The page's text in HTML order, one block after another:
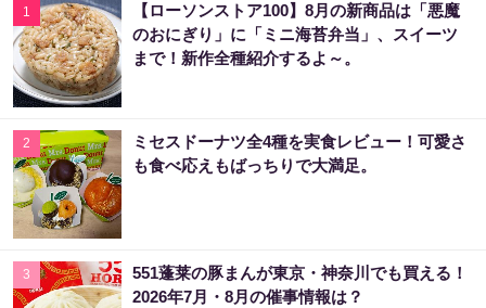
1
【ローソンストア100】8月の新商品は「悪魔
のおにぎり」に「ミニ海苔弁当」、スイーツ
まで！新作全種紹介するよ～。
2
ミセスドーナツ全4種を実食レビュー！可愛さ
も食べ応えもばっちりで大満足。
3
551蓬莱の豚まんが東京・神奈川でも買える！
2026年7月・8月の催事情報は？